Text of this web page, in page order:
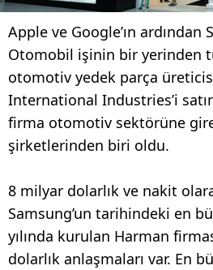
Apple ve Google’ın ardından
Otomobil işinin bir yerinden
otomotiv yedek parça
International Industries’i satın
firma otomotiv sektörüne
şirketlerinden biri oldu.
8 milyar dolarlık ve nakit
Samsung’un tarihindeki en
yılında kurulan Harman
dolarlık anlaşmaları var. En